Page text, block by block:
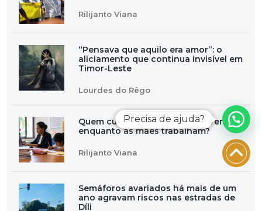
Rilijanto Viana
“Pensava que aquilo era amor”: o
aliciamento que continua invisível em
Timor-Leste
Lourdes do Rêgo
Quem cuida das crianças timorenses
enquanto as mães trabalham?
Rilijanto Viana
Semáforos avariados há mais de um
ano agravam riscos nas estradas de
Díli
Precisa de ajuda?